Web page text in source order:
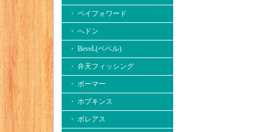
・ ペイフォワード
・ へドン
・ BeveL(ベベル)
・ 弁天フィッシング
・ ボーマー
・ ホプキンス
・ ボレアス